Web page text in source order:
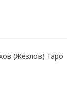
(Жезлов) Таро